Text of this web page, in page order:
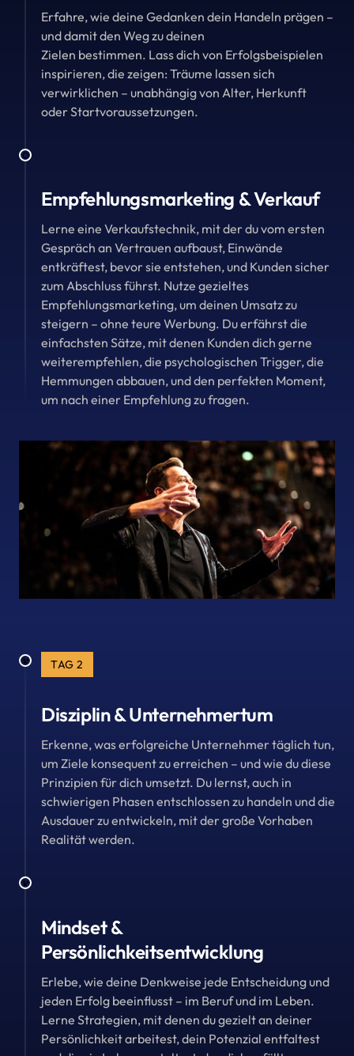
Erfahre, wie deine Gedanken dein Handeln prägen –
und damit den Weg zu deinen
Zielen bestimmen. Lass dich von Erfolgsbeispielen
inspirieren, die zeigen: Träume lassen sich
verwirklichen – unabhängig von Alter, Herkunft
oder Startvoraussetzungen.
Empfehlungsmarketing & Verkauf
Lerne eine Verkaufstechnik, mit der du vom ersten
Gespräch an Vertrauen aufbaust, Einwände
entkräftest, bevor sie entstehen, und Kunden sicher
zum Abschluss führst. Nutze gezieltes
Empfehlungsmarketing, um deinen Umsatz zu
steigern – ohne teure Werbung. Du erfährst die
einfachsten Sätze, mit denen Kunden dich gerne
weiterempfehlen, die psychologischen Trigger, die
Hemmungen abbauen, und den perfekten Moment,
um nach einer Empfehlung zu fragen.
TAG 2
Disziplin & Unternehmertum
Erkenne, was erfolgreiche Unternehmer täglich tun,
um Ziele konsequent zu erreichen – und wie du diese
Prinzipien für dich umsetzt. Du lernst, auch in
schwierigen Phasen entschlossen zu handeln und die
Ausdauer zu entwickeln, mit der große Vorhaben
Realität werden.
Mindset &
Persönlichkeitsentwicklung
Erlebe, wie deine Denkweise jede Entscheidung und
jeden Erfolg beeinflusst – im Beruf und im Leben.
Lerne Strategien, mit denen du gezielt an deiner
Persönlichkeit arbeitest, dein Potenzial entfaltest